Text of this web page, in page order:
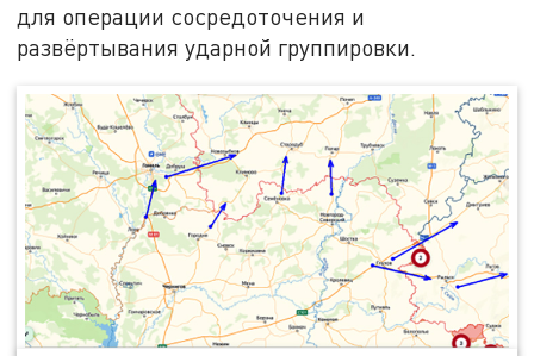
для операции сосредоточения и
развёртывания ударной группировки.